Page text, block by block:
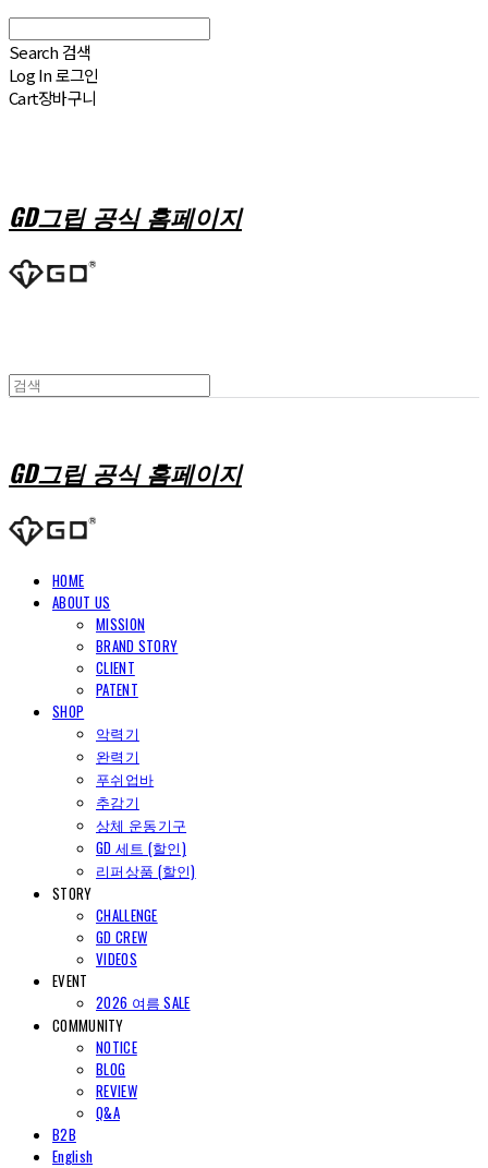
Search 검색
Log In로그인
Cart장바구니
GD그립 공식 홈페이지
GD그립 공식 홈페이지
HOME
ABOUT US
MISSION
BRAND STORY
CLIENT
PATENT
SHOP
악력기
완력기
푸쉬업바
추감기
상체 운동기구
GD 세트 (할인)
리퍼상품 (할인)
STORY
CHALLENGE
GD CREW
VIDEOS
EVENT
2026 여름 SALE
COMMUNITY
NOTICE
BLOG
REVIEW
Q&A
B2B
English